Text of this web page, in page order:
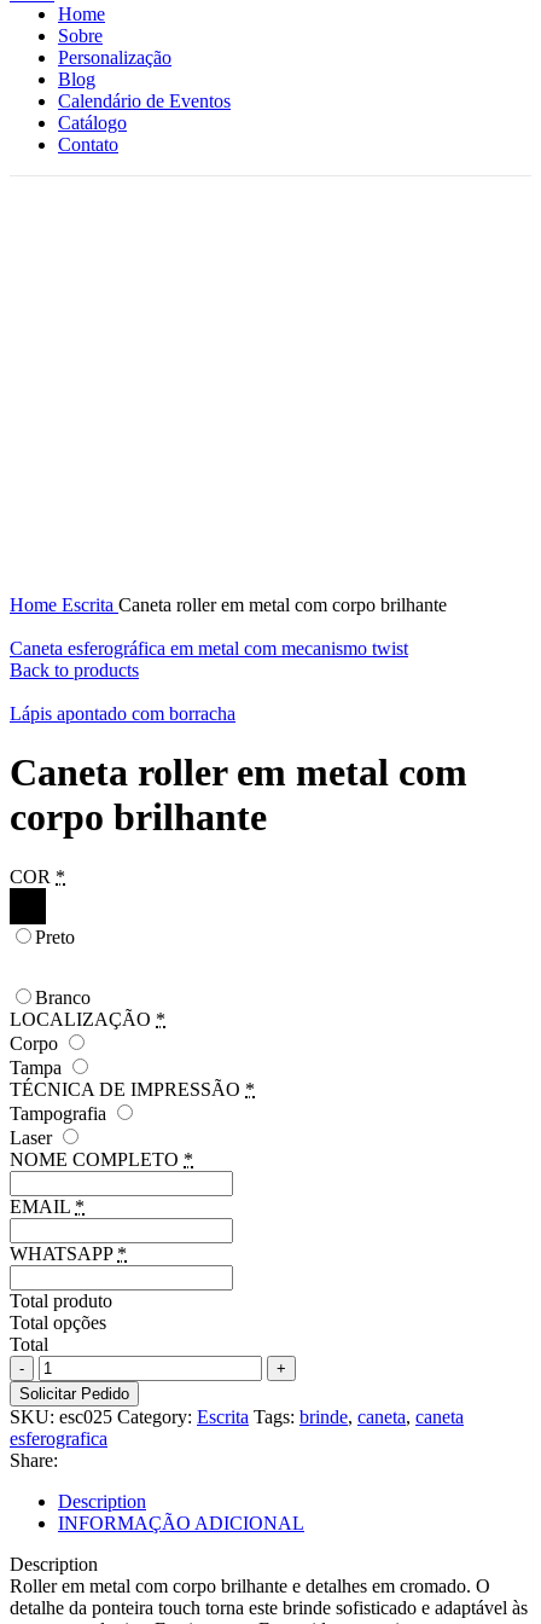
Home
Sobre
Personalização
Blog
Calendário de Eventos
Catálogo
Contato
Home Escrita Caneta roller em metal com corpo brilhante
Caneta esferográfica em metal com mecanismo twist
Back to products
Lápis apontado com borracha
Caneta roller em metal com
corpo brilhante
COR *
Preto
Branco
LOCALIZAÇÃO *
Corpo
Tampa
TÉCNICA DE IMPRESSÃO *
Tampografia
Laser
NOME COMPLETO *
EMAIL *
WHATSAPP *
Total produto
Total opções
Total
Caneta
roller
em
metal
com
corpo
brilhante
quantity
Solicitar Pedido
SKU: esc025 Category: Escrita Tags: brinde, caneta, caneta
esferografica
Share:
Description
INFORMAÇÃO ADICIONAL
Description
Roller em metal com corpo brilhante e detalhes em cromado. O
detalhe da ponteira touch torna este brinde sofisticado e adaptável às